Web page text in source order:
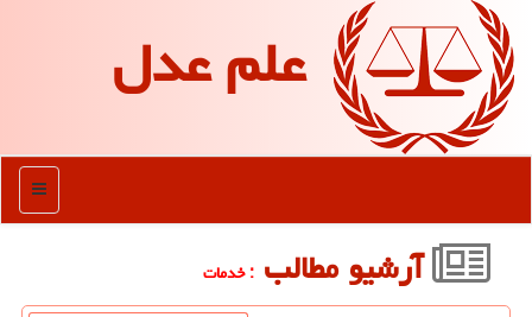
علم عدل
منو
آرشیو مطالب : خدمات